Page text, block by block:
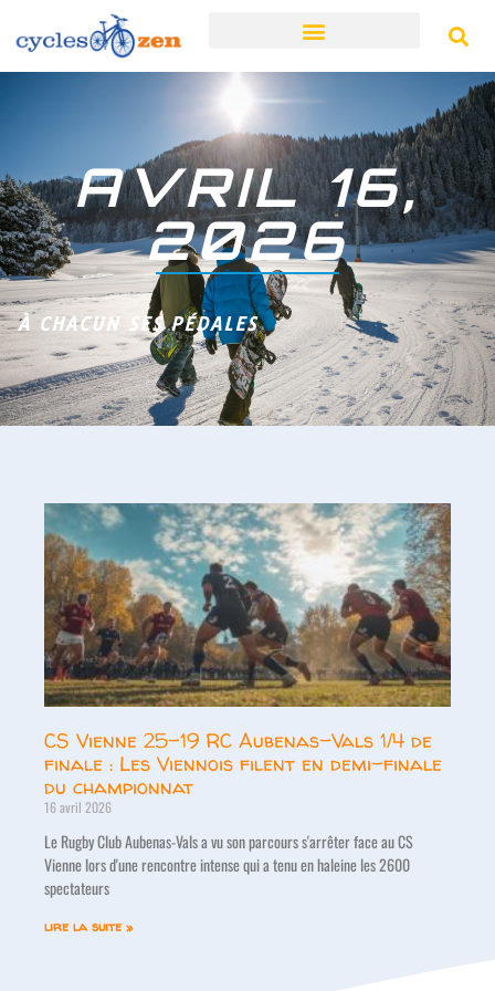
AVRIL 16,
2026
À CHACUN SES PÉDALES
CS Vienne 25-19 RC Aubenas-Vals 1/4 de
finale : Les Viennois filent en demi-finale
du championnat
16 avril 2026
Le Rugby Club Aubenas-Vals a vu son parcours s'arrêter face au CS
Vienne lors d'une rencontre intense qui a tenu en haleine les 2600
spectateurs
lire la suite »